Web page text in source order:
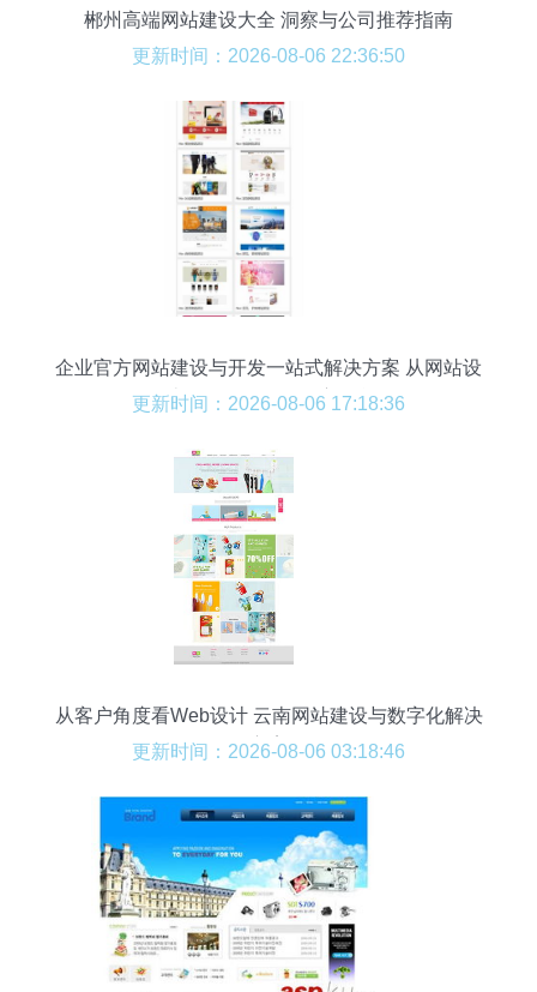
郴州高端网站建设大全 洞察与公司推荐指南
更新时间：2026-08-06 22:36:50
企业官方网站建设与开发一站式解决方案 从网站设
计到微信公众号深度整合
更新时间：2026-08-06 17:18:36
从客户角度看Web设计 云南网站建设与数字化解决
方案
更新时间：2026-08-06 03:18:46